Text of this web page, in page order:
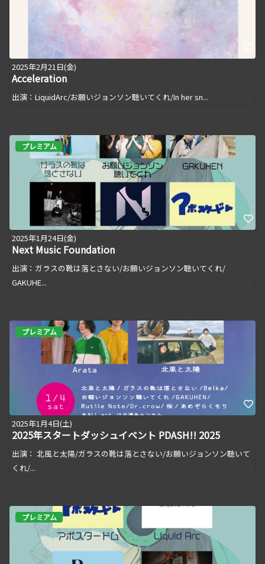
2025年2月21日(金)
Acceleration
出演：LiquidArc/お願いジョンソン聴いてくれ/In her sn...
プレミアム
2025年1月24日(金)
Next Music Foundation
出演：ガラスの靴は落とさない/お願いジョンソン聴いてくれ/
GAKUHE...
プレミアム
2025年1月4日(土)
2025年スタートダッシュイベント PDASH!! 2025
出演： 北風と太陽/ガラスの靴は落とさない/お願いジョンソン聴いて
くれ/...
プレミアム